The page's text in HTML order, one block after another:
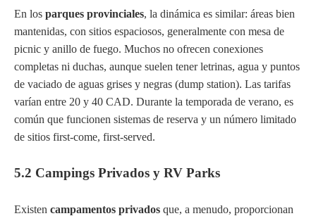
En los parques provinciales, la dinámica es similar: áreas bien
mantenidas, con sitios espaciosos, generalmente con mesa de
picnic y anillo de fuego. Muchos no ofrecen conexiones
completas ni duchas, aunque suelen tener letrinas, agua y puntos
de vaciado de aguas grises y negras (dump station). Las tarifas
varían entre 20 y 40 CAD. Durante la temporada de verano, es
común que funcionen sistemas de reserva y un número limitado
de sitios first-come, first-served.
5.2 Campings Privados y RV Parks
Existen campamentos privados que, a menudo, proporcionan